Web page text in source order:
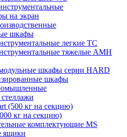
на экран
шкафы
легкие ТС
тяжелые AMH
шкафы серии HARD
шкафы
(500 кг на секцию)
кг на секцию)
комплектующие MS
ящики